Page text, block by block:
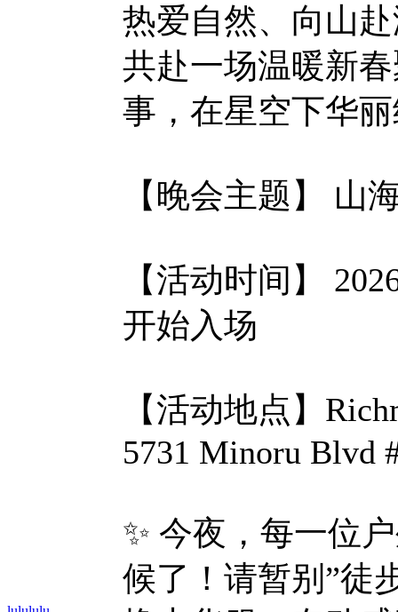
热爱自然、向山
共赴一场温暖新
事，在星空下华
【晚会主题】 山
【活动时间】
开始入场
【活动地点】
5731 Minoru Blvd
✨ 今夜，每一位
候了！请暂别”徒